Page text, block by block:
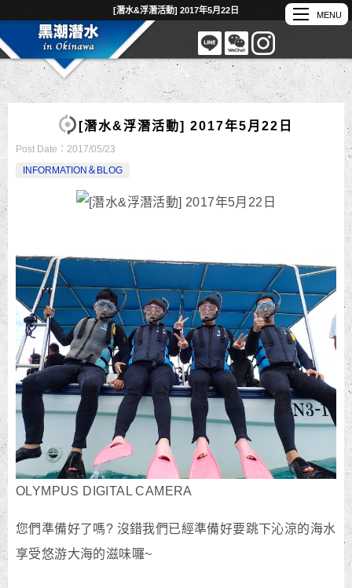
[潛水&浮潛活動] 2017年5月22日
[潛水&浮潛活動] 2017年5月22日
Post Date： 2017/05/23
INFORMATION＆BLOG
OLYMPUS DIGITAL CAMERA
您們準備好了嗎? 沒錯我們已經準備好要跳下沁涼的海水
享受悠游大海的滋味囉~